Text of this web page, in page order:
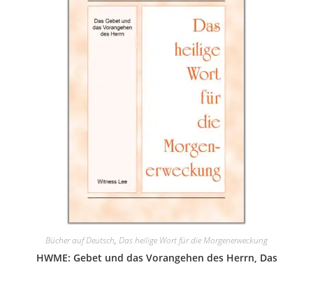
Bücher auf Deutsch, Das heilige Wort für die Morgenerweckung
HWME: Gebet und das Vorangehen des Herrn, Das